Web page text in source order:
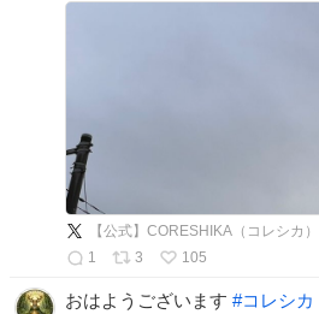
【公式】CORESHIKA（コレシカ）
1
3 105
おはようございます #コレシカ